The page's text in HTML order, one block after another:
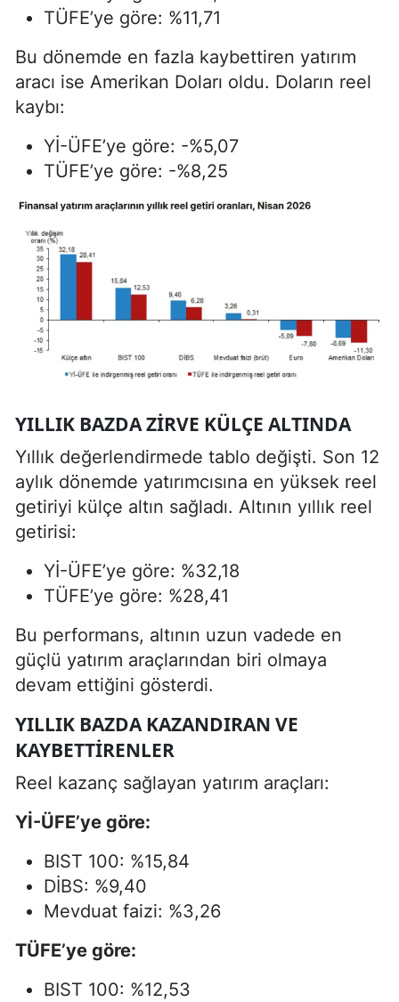
TÜFE’ye göre: %11,71
Bu dönemde en fazla kaybettiren yatırım
aracı ise Amerikan Doları oldu. Doların reel
kaybı:
Yİ-ÜFE’ye göre: -%5,07
TÜFE’ye göre: -%8,25
YILLIK BAZDA ZIRVE KÜLÇE ALTINDA
Yıllık değerlendirmede tablo değişti. Son 12
aylık dönemde yatırımcısına en yüksek reel
getiriyi külçe altın sağladı. Altının yıllık reel
getirisi:
Yİ-ÜFE’ye göre: %32,18
TÜFE’ye göre: %28,41
Bu performans, altının uzun vadede en
güçlü yatırım araçlarından biri olmaya
devam ettiğini gösterdi.
YILLIK BAZDA KAZANDIRAN VE
KAYBETTIRENLER
Reel kazanç sağlayan yatırım araçları:
Yİ-ÜFE’ye göre:
BIST 100: %15,84
DİBS: %9,40
Mevduat faizi: %3,26
TÜFE’ye göre:
BIST 100: %12,53